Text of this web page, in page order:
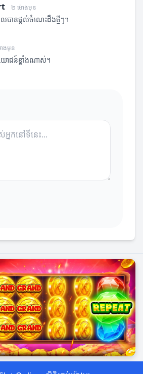
២ ម៉ោងមុន
បានផ្តល់ចំណេះដឹងថ្មីៗ។
ងមុន
យោជន៍ខ្លាំងណាស់។